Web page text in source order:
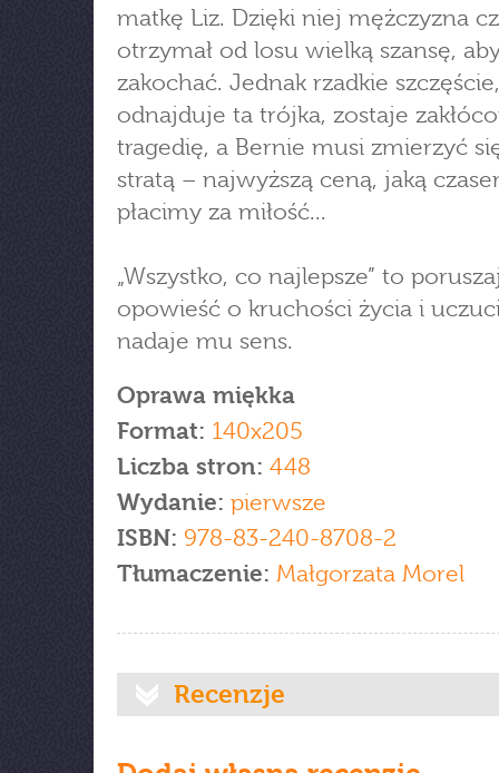
matkę Liz. Dzięki niej mężczyzna
otrzymał od losu wielką szansę,
zakochać. Jednak rzadkie
odnajduje ta trójka, zostaje
tragedię, a Bernie musi zmierzyć
stratą – najwyższą ceną, jaką
płacimy za miłość...
„Wszystko, co najlepsze” to
opowieść o kruchości życia i
nadaje mu sens.
Oprawa miękka
Format: 140x205
Liczba stron: 448
Wydanie: pierwsze
ISBN: 978-83-240-8708-2
Tłumaczenie: Małgorzata Morel
Recenzje